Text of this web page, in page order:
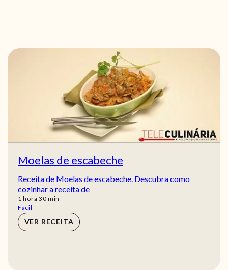
Moelas de escabeche
Receita de Moelas de escabeche. Descubra como
cozinhar a receita de
1 hora
hora 30min
min
Fácil
VER RECEITA